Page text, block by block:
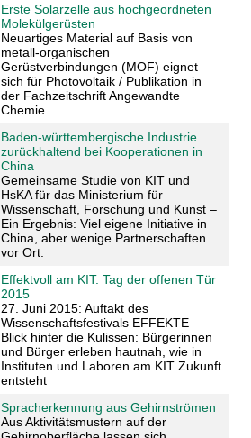
Erste Solarzelle aus hochgeordneten
Molekülgerüsten
Neuartiges Material auf Basis von
metall-organischen
Gerüstverbindungen (MOF) eignet
sich für Photovoltaik / Publikation in
der Fachzeitschrift Angewandte
Chemie
Baden-württembergische Industrie
zurückhaltend bei Kooperationen in
China
Gemeinsame Studie von KIT und
HsKA für das Ministerium für
Wissenschaft, Forschung und Kunst –
Ein Ergebnis: Viel eigene Initiative in
China, aber wenige Partnerschaften
vor Ort.
Effektvoll am KIT: Tag der offenen Tür
2015
27. Juni 2015: Auftakt des
Wissenschaftsfestivals EFFEKTE –
Blick hinter die Kulissen: Bürgerinnen
und Bürger erleben hautnah, wie in
Instituten und Laboren am KIT Zukunft
entsteht
Spracherkennung aus Gehirnströmen
Aus Aktivitätsmustern auf der